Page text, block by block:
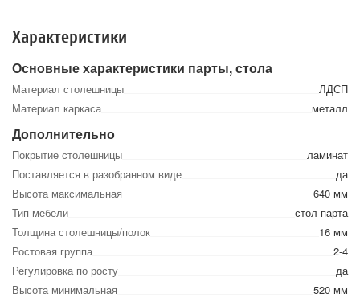
Характеристики
Основные характеристики парты, стола
Материал столешницы
ЛДСП
Материал каркаса
металл
Дополнительно
Покрытие столешницы
ламинат
Поставляется в разобранном виде
да
Высота максимальная
640 мм
Тип мебели
стол-парта
Толщина столешницы/полок
16 мм
Ростовая группа
2-4
Регулировка по росту
да
Высота минимальная
520 мм